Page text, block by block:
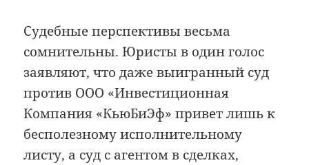
Судебные перспективы весьма
сомнительны. Юристы в один голос
заявляют, что даже выигранный суд
против ООО «Инвестиционная
Компания «КьюБиЭф» привет лишь к
бесполезному исполнительному
листу, а суд с агентом в сделках,